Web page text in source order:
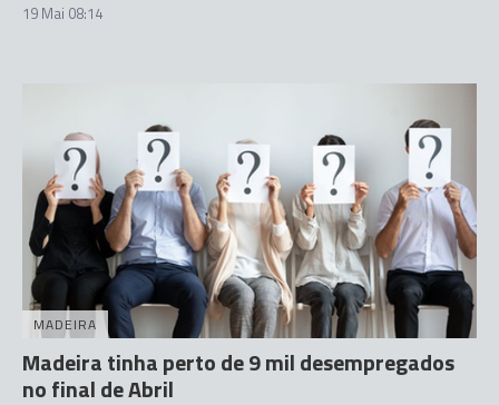
19 Mai 08:14
MADEIRA
Madeira tinha perto de 9 mil desempregados
no final de Abril